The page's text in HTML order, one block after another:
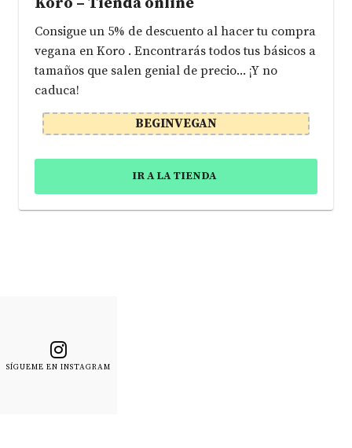
Consigue un 5% de descuento al hacer tu compra
vegana en Koro . Encontrarás todos tus básicos a
tamaños que salen genial de precio... ¡Y no
caduca!
BEGINVEGAN
IR A LA TIENDA
SÍGUEME EN INSTAGRAM